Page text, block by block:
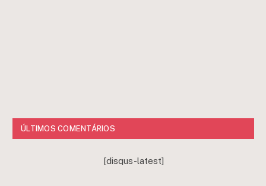
ÚLTIMOS COMENTÁRIOS
[disqus-latest]